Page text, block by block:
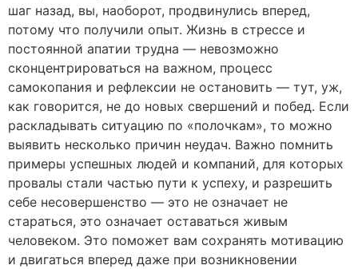
шаг назад, вы, наоборот, продвинулись вперед,
потому что получили опыт. Жизнь в стрессе и
постоянной апатии трудна — невозможно
сконцентрироваться на важном, процесс
самокопания и рефлексии не остановить — тут, уж,
как говорится, не до новых свершений и побед. Если
раскладывать ситуацию по «полочкам», то можно
выявить несколько причин неудач. Важно помнить
примеры успешных людей и компаний, для которых
провалы стали частью пути к успеху, и разрешить
себе несовершенство — это не означает не
стараться, это означает оставаться живым
человеком. Это поможет вам сохранять мотивацию
и двигаться вперед даже при возникновении